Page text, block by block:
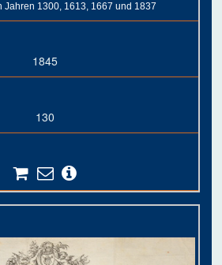
Jahren 1300, 1613, 1667 und 1837
1845
130